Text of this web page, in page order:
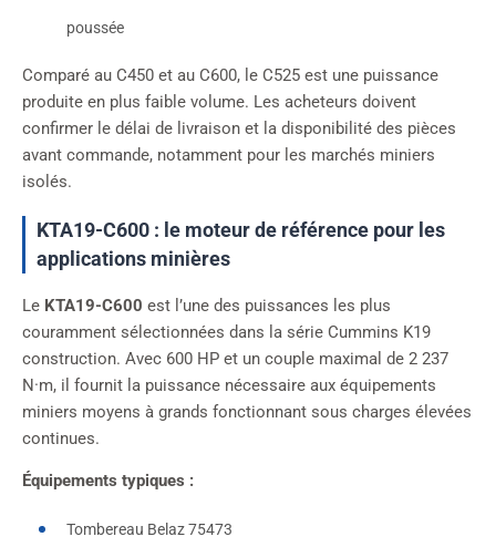
poussée
Comparé au C450 et au C600, le C525 est une puissance
produite en plus faible volume. Les acheteurs doivent
confirmer le délai de livraison et la disponibilité des pièces
avant commande, notamment pour les marchés miniers
isolés.
KTA19-C600 : le moteur de référence pour les
applications minières
Le KTA19-C600 est l’une des puissances les plus
couramment sélectionnées dans la série Cummins K19
construction. Avec 600 HP et un couple maximal de 2 237
N·m, il fournit la puissance nécessaire aux équipements
miniers moyens à grands fonctionnant sous charges élevées
continues.
Équipements typiques :
Tombereau Belaz 75473